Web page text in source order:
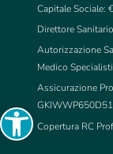
Capitale Sociale:
Direttore
Autorizzazione
Medico
Assicurazione
Copertura RC
Open toolbar